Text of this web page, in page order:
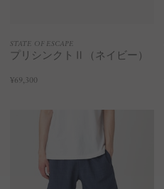
STATE OF ESCAPE
プリシンクトⅡ（ネイビー）
¥69,300